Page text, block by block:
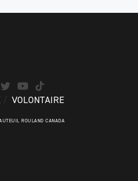
VOLONTAIRE
ROULAND CANADA